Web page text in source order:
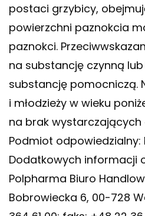
postaci grzybicy,
powierzchni paznokcia
paznokci.
na substancję czynną
substancję pomocniczą.
i młodzieży w wieku
na brak wystarczających
Podmiot odpowiedzialny:
Dodatkowych informacji
Polpharma Biuro
Bobrowiecka 6, 00-728